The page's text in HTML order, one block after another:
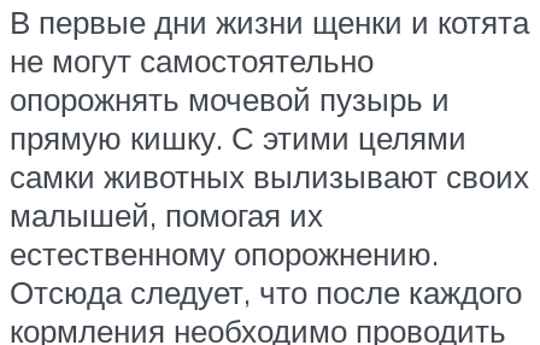
В первые дни жизни щенки и котята
не могут самостоятельно
опорожнять мочевой пузырь и
прямую кишку. С этими целями
самки животных вылизывают своих
малышей, помогая их
естественному опорожнению.
Отсюда следует, что после каждого
кормления необходимо проводить